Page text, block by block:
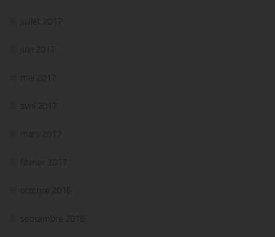
juillet 2017
juin 2017
mai 2017
avril 2017
mars 2017
février 2017
octobre 2016
septembre 2016